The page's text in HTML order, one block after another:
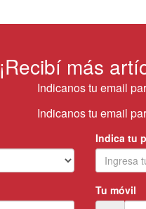
¡Recibí más
Indicanos tu email
Indicanos tu email
Indica tu
Tu móvil